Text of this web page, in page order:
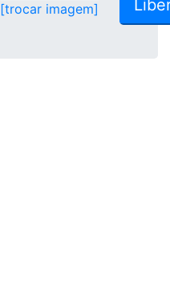
[trocar imagem]